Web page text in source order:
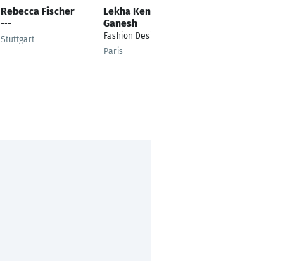
Rebecca Fischer
---
Stuttgart
Lekha Kendhapadi
Ganesh
Fashion Designer
Paris